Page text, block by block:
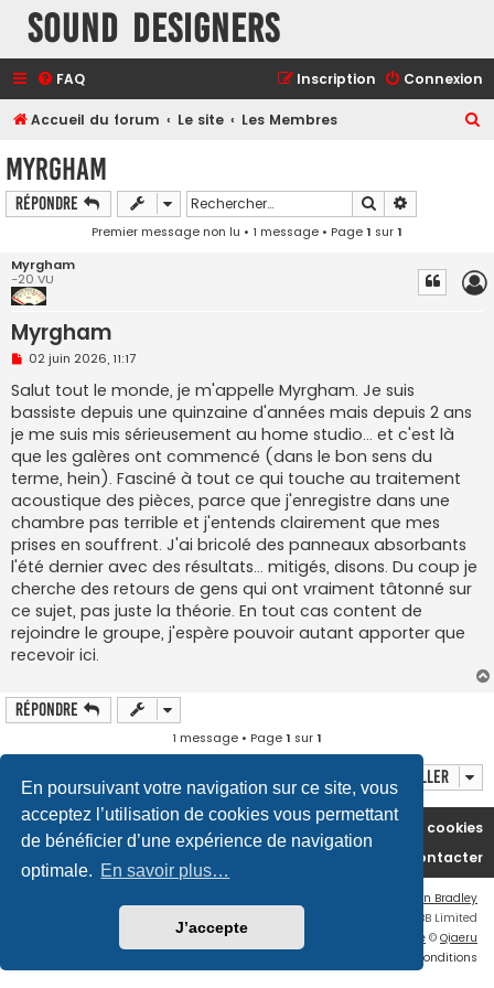
En poursuivant votre navigation sur ce site, vous
acceptez l’utilisation de cookies vous permettant
de bénéficier d’une expérience de navigation
optimale. En savoir plus…
J’accepte
Sound Designers
FAQ Connexion
Inscription
Accueil du forum Le site Les Membres
c
Myrgham
Répondre Rechercher
Premier message non lu • 1 message • Page1 sur1
Myrgham
-20 VU
Myrgham
M
s
s
a
g
e
n
o
n
l
02 juin 2026, 11:17
Salut tout le monde, je m'appelle Myrgham. Je suis
bassiste depuis une quinzaine d'années mais depuis 2 ans
je me suis mis sérieusement au home studio... et c'est là
que les galères ont commencé (dans le bon sens du
terme, hein). Fasciné à tout ce qui touche au traitement
acoustique des pièces, parce que j'enregistre dans une
chambre pas terrible et j'entends clairement que mes
prises en souffrent. J'ai bricolé des panneaux absorbants
l'été dernier avec des résultats... mitigés, disons. Du coup je
cherche des retours de gens qui ont vraiment tâtonné sur
ce sujet, pas juste la théorie. En tout cas content de
rejoindre le groupe, j'espère pouvoir autant apporter que
recevoir ici.
Répondre
1 message • Page1 sur1
Aller
Accueil du forum
Supprimer les cookies
Nous contacter
Ian Bradley
® Forum Software © phpBB Limited
Traduction française officielle © Qiaeru
Conditions